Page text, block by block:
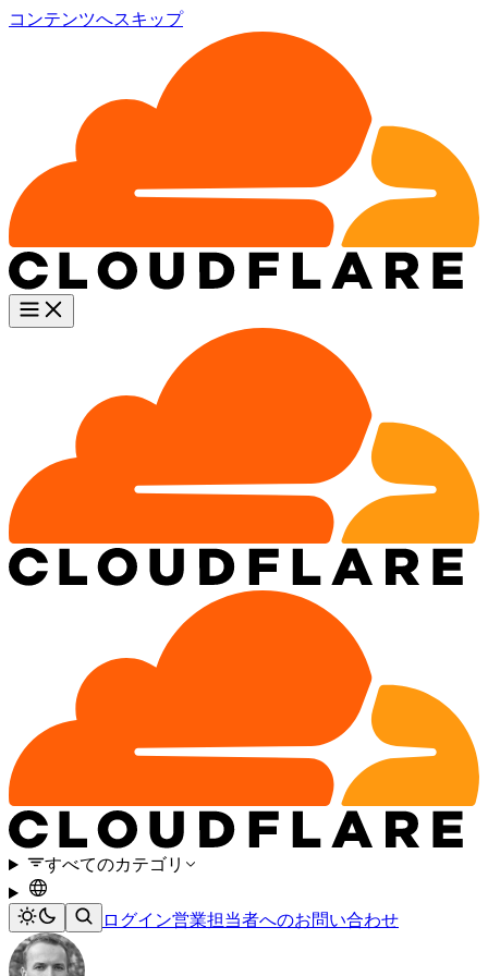
コンテンツへスキップ
すべてのカテゴリ
ログイン営業担当者へのお問い合わせ